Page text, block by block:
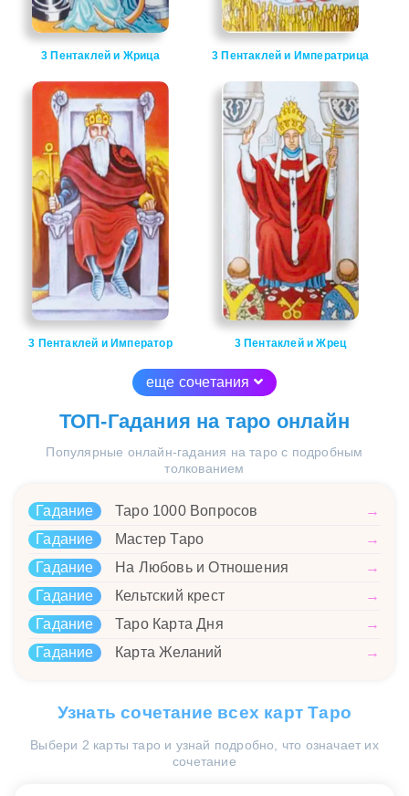
3 Пентаклей и Жрица 3 Пентаклей и Императрица
3 Пентаклей и Император 3 Пентаклей и Жрец
еще сочетания
ТОП-Гадания на таро онлайн
Популярные онлайн-гадания на таро с подробным
толкованием
Гадание Таро 1000 Вопросов
→
Гадание
Мастер Таро
→
Гадание
На Любовь и Отношения
→
Гадание
Кельтский крест
→
Гадание
Таро Карта Дня
→
Гадание
Карта Желаний →
Узнать сочетание всех карт Таро
Выбери 2 карты таро и узнай подробно, что означает их
сочетание